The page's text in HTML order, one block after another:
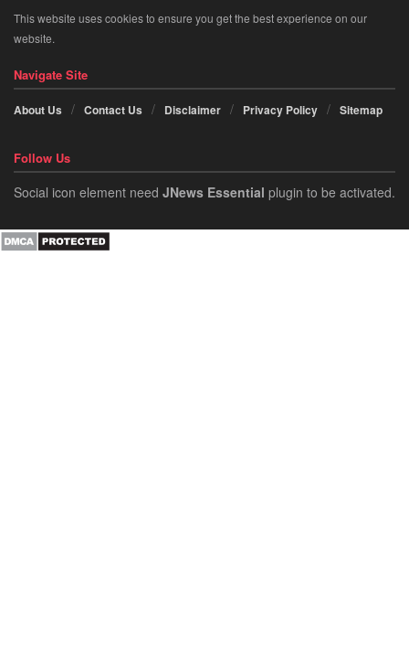
This website uses cookies to ensure you get the best experience on our
website.
Navigate Site
About Us Contact Us Disclaimer Privacy Policy Sitemap
Follow Us
Social icon element need JNews Essential plugin to be activated.